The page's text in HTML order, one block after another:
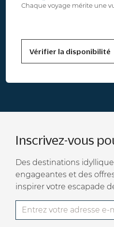
Chaque voyage mérite une
Vérifier la disponibilité
Inscrivez-vous
Des destinations
engageantes et des
inspirer votre escapade